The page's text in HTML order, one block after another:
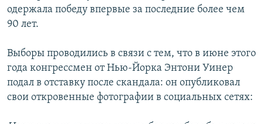
одержала победу впервые за последние более чем
90 лет.
Выборы проводились в связи с тем, что в июне этого
года конгрессмен от Нью-Йорка Энтони Уинер
подал в отставку после скандала: он опубликовал
свои откровенные фотографии в социальных сетях: